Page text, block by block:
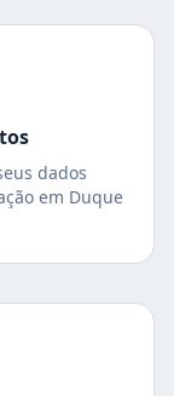
dados
em Duque